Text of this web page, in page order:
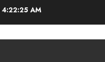
4:22:26 AM